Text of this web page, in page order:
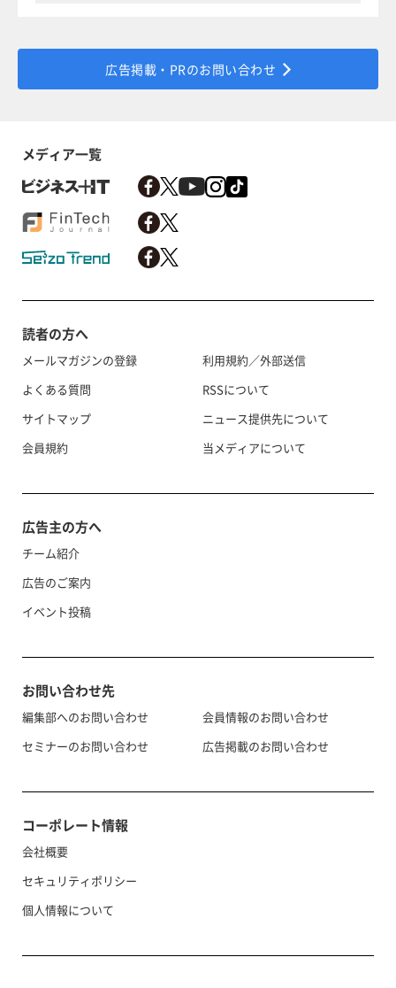
広告掲載・PRのお問い合わせ
メディア一覧
読者の方へ
メールマガジンの登録
よくある質問
サイトマップ
会員規約
利用規約／外部送信
RSSについて
ニュース提供先について
当メディアについて
広告主の方へ
チーム紹介
広告のご案内
イベント投稿
お問い合わせ先
編集部へのお問い合わせ
セミナーのお問い合わせ
会員情報のお問い合わせ
広告掲載のお問い合わせ
コーポレート情報
会社概要
セキュリティポリシー
個人情報について